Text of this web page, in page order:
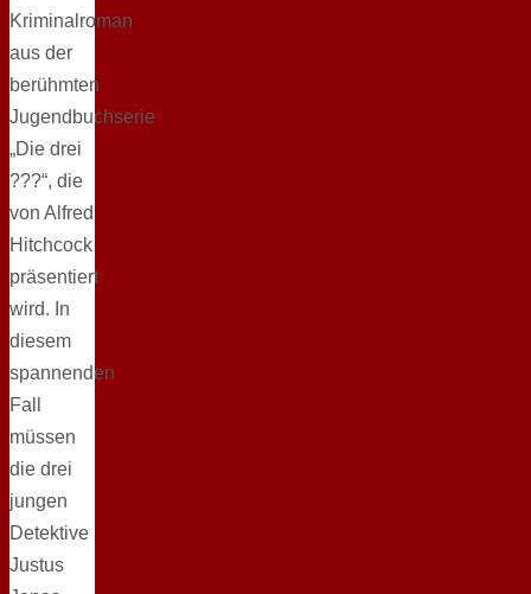
Kriminalroman
aus der
berühmten
Jugendbuchserie
„Die drei
???“, die
von Alfred
Hitchcock
präsentiert
wird. In
diesem
spannenden
Fall
müssen
die drei
jungen
Detektive
Justus